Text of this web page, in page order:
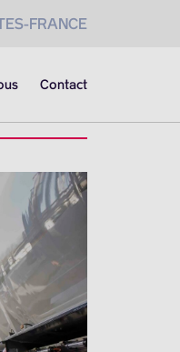
FRANCE
Contact